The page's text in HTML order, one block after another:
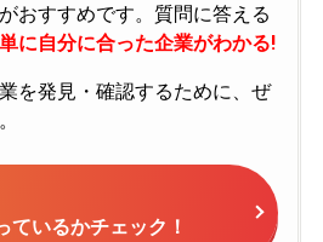
おすすめです。質問に答える
に自分に合った企業がわかる!
を発見・確認するために、ぜ
ているかチェック！